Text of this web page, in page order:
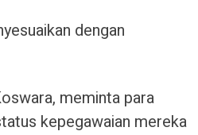
dengan
meminta para
kepegawaian mereka